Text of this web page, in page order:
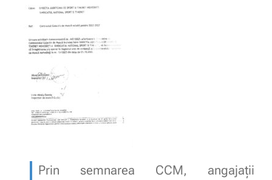
Prin semnarea CCM, angajații